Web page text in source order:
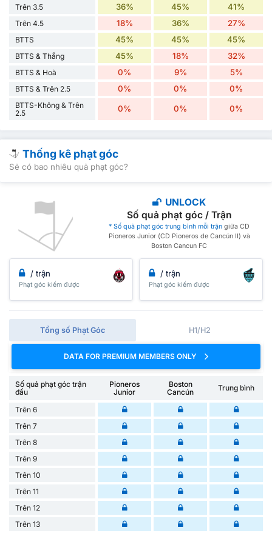
Trên 3.5 36% 45% 41%
Trên 4.5 18% 36% 27%
BTTS 45% 45% 45%
BTTS & Thắng 45% 18% 32%
BTTS & Hoà 0% 9% 5%
BTTS & Trên 2.5 0% 0% 0%
BTTS-Không & Trên
2.5
0% 0% 0%
Thống kê phạt góc
Sẽ có bao nhiêu quả phạt góc?
UNLOCK
Số quả phạt góc / Trận
* Số quả phạt góc trung bình mỗi trận giữa CD
Pioneros Junior (CD Pioneros de Cancún II) và
Boston Cancun FC
/ trận
Phạt góc kiếm được
/ trận
Phạt góc kiếm được
Tổng số Phạt Góc H1/H2
DATA FOR PREMIUM MEMBERS ONLY
Số quả phạt góc trận
đấu
Pioneros
Junior
Boston
Cancún
Trung bình
Trên 6
Trên 7
Trên 8
Trên 9
Trên 10
Trên 11
Trên 12
Trên 13